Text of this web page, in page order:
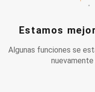
Estamos
Algunas funciones se